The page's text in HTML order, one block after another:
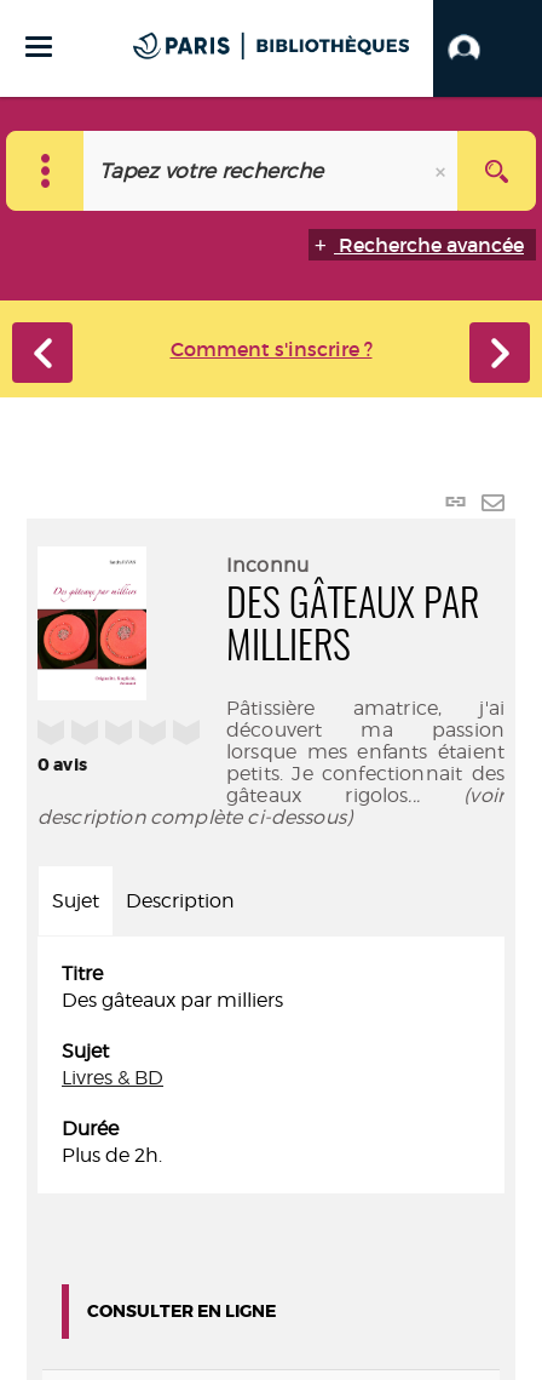
Recherche avancée
Comment s'inscrire ?
Lien
0avis
Inconnu
DES GÂTEAUX PAR
MILLIERS
Pâtissière amatrice, j'ai
découvert ma passion
lorsque mes enfants étaient
petits. Je confectionnait des
gâteaux rigolos... (voir
description complète ci-dessous)
Sujet Description
Titre
Des gâteaux par milliers
Sujet
Livres & BD
Durée
Plus de 2h.
CONSULTER EN LIGNE